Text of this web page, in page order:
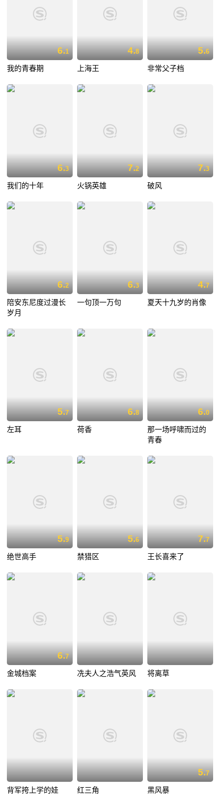
6.1
我的青春期
4.8
上海王
5.6
非常父子档
6.3
我们的十年
7.2
火锅英雄
7.3
破风
6.2
陪安东尼度过漫长
岁月
6.3
一句顶一万句
4.7
夏天十九岁的肖像
5.7
左耳
6.8
荷香
6.0
那一场呼啸而过的
青春
5.9
绝世高手
5.6
禁猎区
7.7
王长喜来了
6.7
金城档案 冼夫人之浩气英风 将离草
背军挎上学的娃 红三角
5.7
黑风暴